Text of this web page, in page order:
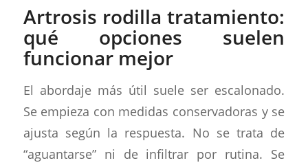
Artrosis rodilla tratamiento:
qué opciones suelen
funcionar mejor
El abordaje más útil suele ser escalonado.
Se empieza con medidas conservadoras y se
ajusta según la respuesta. No se trata de
“aguantarse” ni de infiltrar por rutina. Se